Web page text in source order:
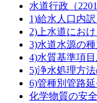
水道行政（
1)給水人口内訳
2)上水道におけ
3)水道水源の種
4)水質基準項
5)浄水処理方法
6)管種別管路延
化学物質の安全